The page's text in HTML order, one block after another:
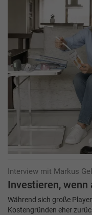
Interview mit Markus
Investieren, wenn
Während sich große
Kostengründen eher